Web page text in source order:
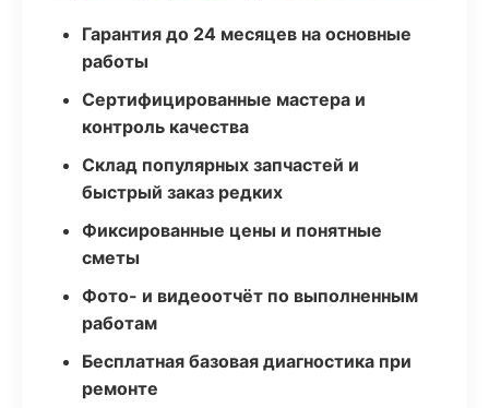
Гарантия до 24 месяцев на основные
работы
Сертифицированные мастера и
контроль качества
Склад популярных запчастей и
быстрый заказ редких
Фиксированные цены и понятные
сметы
Фото- и видеоотчёт по выполненным
работам
Бесплатная базовая диагностика при
ремонте